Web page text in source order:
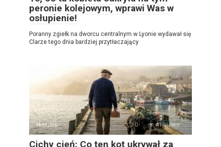
peronie kolejowym, wprawi Was w
osłupienie!
Poranny zgiełk na dworcu centralnym w Lyonie wydawał się
Clarze tego dnia bardziej przytłaczający
Histoire 0 41 views
Cichy cień: Co ten kot ukrywał za